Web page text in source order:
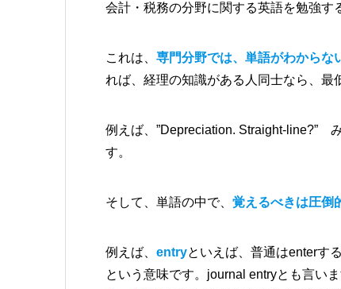
会計・税務の分野に関する英語を勉強す
これは、 専門分野では、単語がわからな
れば、経理の知識がある人同士なら、最
例えば、”Depreciation. Straight-line?”
す。
そして、単語の中で、 覚えるべきは圧倒
例えば、 entryといえば、普通はenterす
という意味です。journal entryとも言い